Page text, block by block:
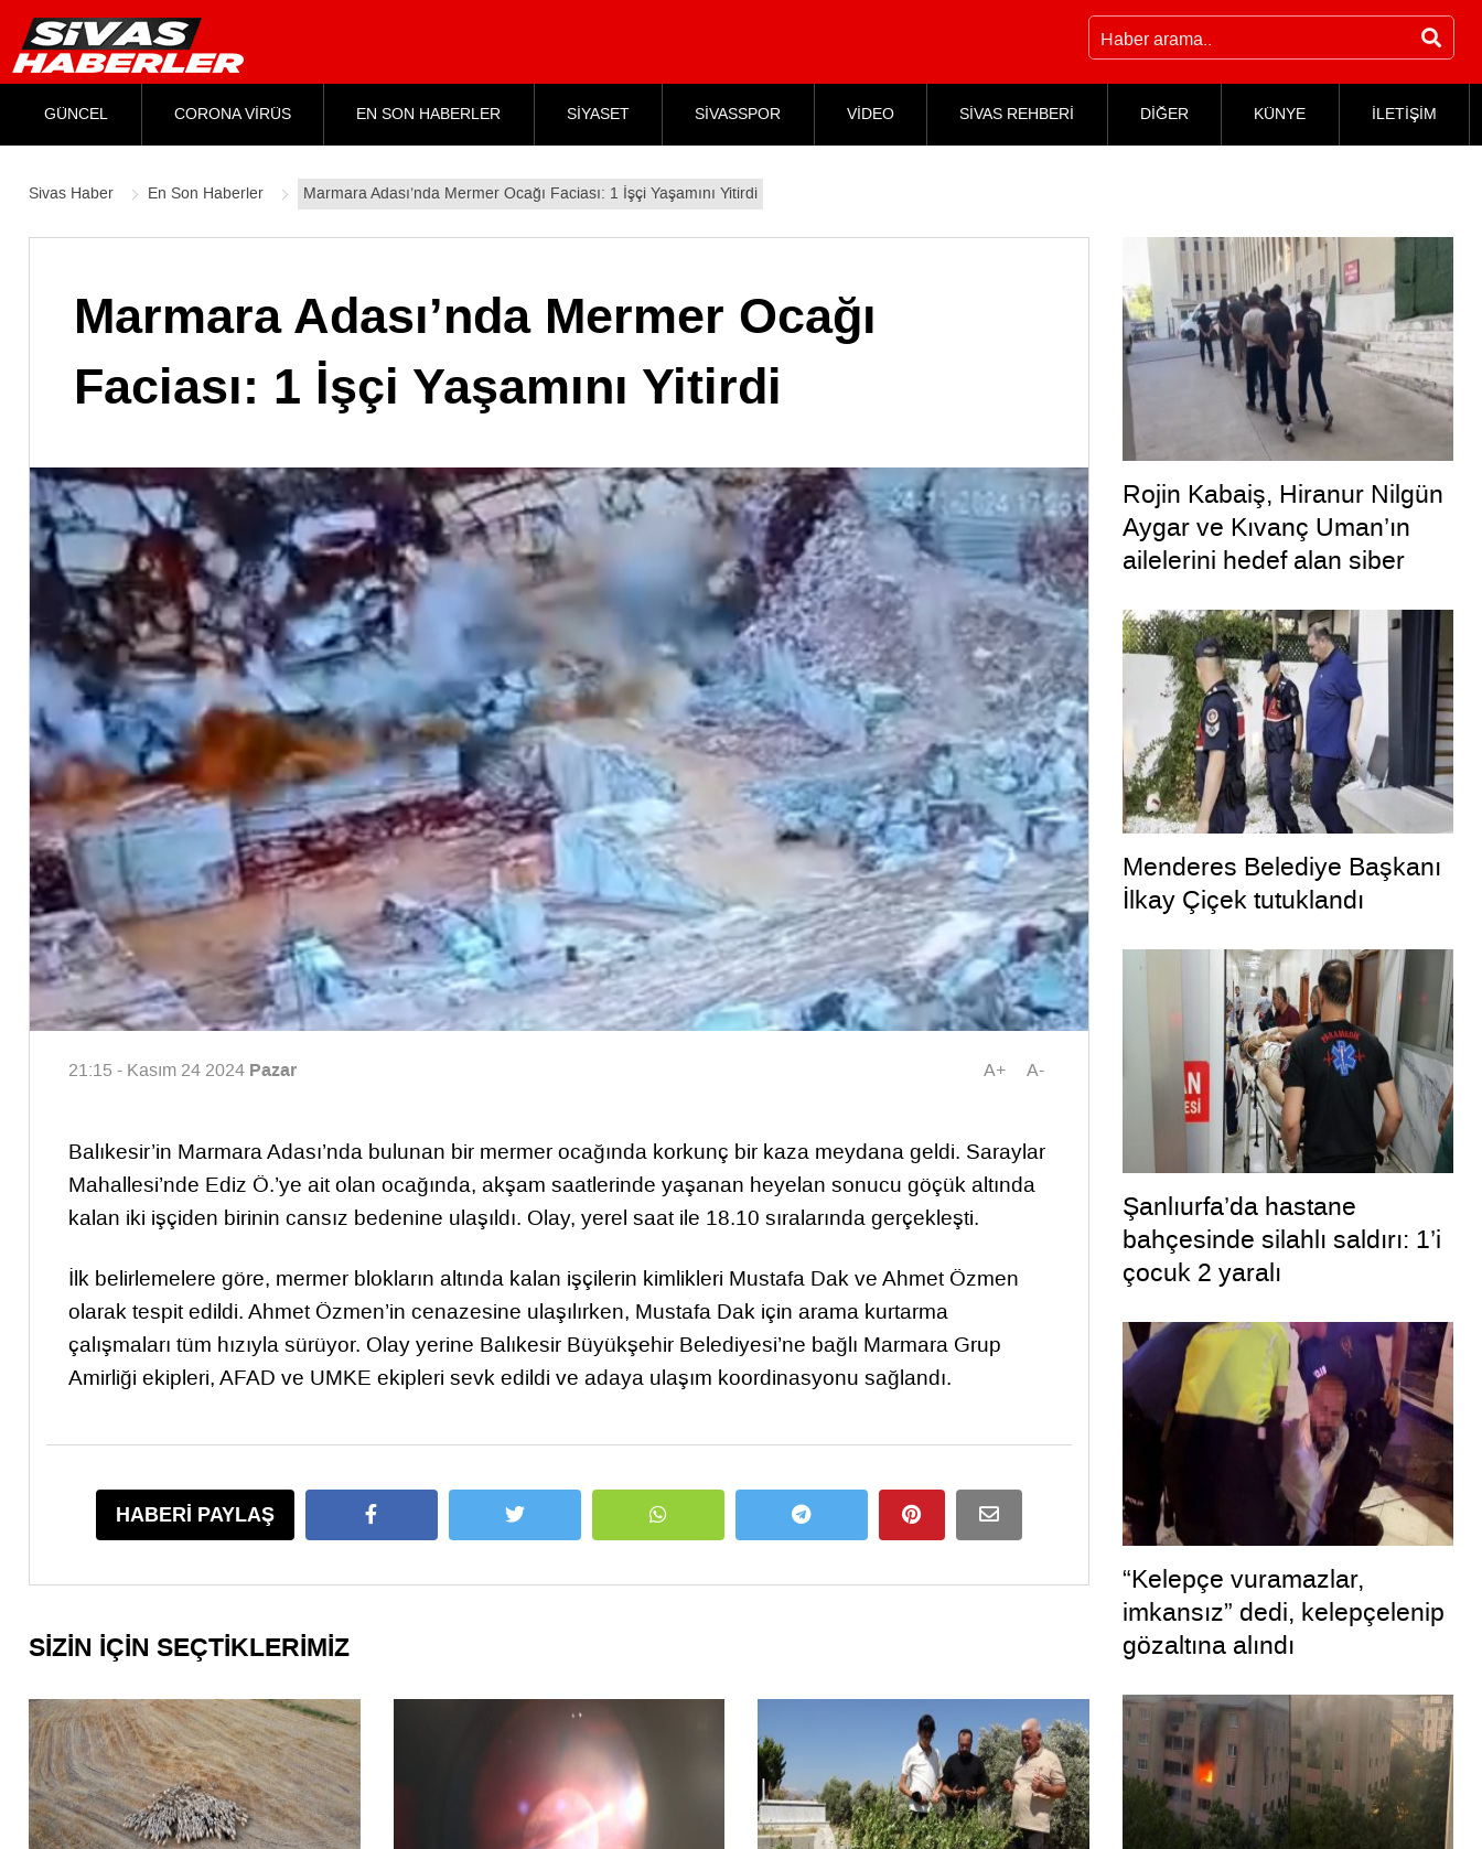
GÜNCEL CORONA VİRÜS EN SON HABERLER SİYASET SİVASSPOR VİDEO SİVAS REHBERİ DİĞER KÜNYE İLETİŞİM
Sivas Haber En Son Haberler Marmara Adası’nda Mermer Ocağı Faciası: 1 İşçi Yaşamını Yitirdi
Marmara Adası’nda Mermer Ocağı
Faciası: 1 İşçi Yaşamını Yitirdi
21:15 - Kasım 24 2024 Pazar A+ A-
Balıkesir’in Marmara Adası’nda bulunan bir mermer ocağında korkunç bir kaza meydana geldi. Saraylar
Mahallesi’nde Ediz Ö.’ye ait olan ocağında, akşam saatlerinde yaşanan heyelan sonucu göçük altında
kalan iki işçiden birinin cansız bedenine ulaşıldı. Olay, yerel saat ile 18.10 sıralarında gerçekleşti.
İlk belirlemelere göre, mermer blokların altında kalan işçilerin kimlikleri Mustafa Dak ve Ahmet Özmen
olarak tespit edildi. Ahmet Özmen’in cenazesine ulaşılırken, Mustafa Dak için arama kurtarma
çalışmaları tüm hızıyla sürüyor. Olay yerine Balıkesir Büyükşehir Belediyesi’ne bağlı Marmara Grup
Amirliği ekipleri, AFAD ve UMKE ekipleri sevk edildi ve adaya ulaşım koordinasyonu sağlandı.
HABERİ PAYLAŞ
SİZİN İÇİN SEÇTİKLERİMİZ
Rojin Kabaiş, Hiranur Nilgün
Aygar ve Kıvanç Uman’ın
ailelerini hedef alan siber
Menderes Belediye Başkanı
İlkay Çiçek tutuklandı
Şanlıurfa’da hastane
bahçesinde silahlı saldırı: 1’i
çocuk 2 yaralı
“Kelepçe vuramazlar,
imkansız” dedi, kelepçelenip
gözaltına alındı